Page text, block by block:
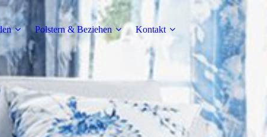
Polstern & Beziehen Kontakt